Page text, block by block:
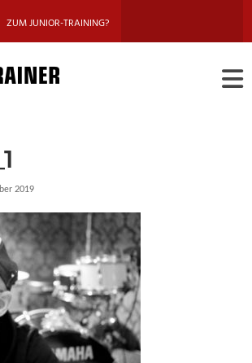
ZUM JUNIOR-TRAINING?
2019